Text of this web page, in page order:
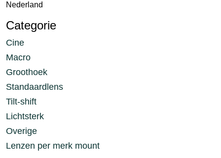
Nederland
Categorie
Cine
Macro
Groothoek
Standaardlens
Tilt-shift
Lichtsterk
Overige
Lenzen per merk mount